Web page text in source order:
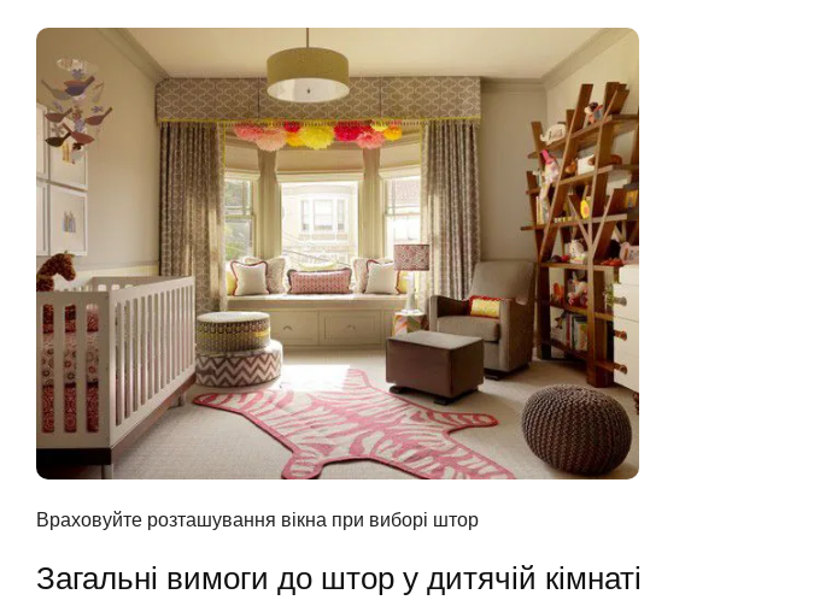
Враховуйте розташування вікна при виборі штор
Загальні вимоги до штор у дитячій кімнаті